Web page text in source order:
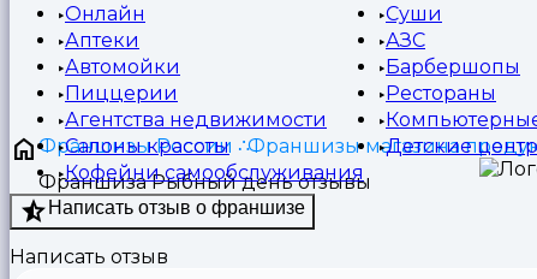
Онлайн
Суши
Аптеки
АЗС
Автомойки
Барбершопы
Пиццерии
Рестораны
Агентства недвижимости
Салоны красоты
Детские
Кофейни самообслуживания
Франшизы России Франшизы магазина
Франшиза Рыбный день отзывы
Написать отзыв о франшизе
Написать отзыв